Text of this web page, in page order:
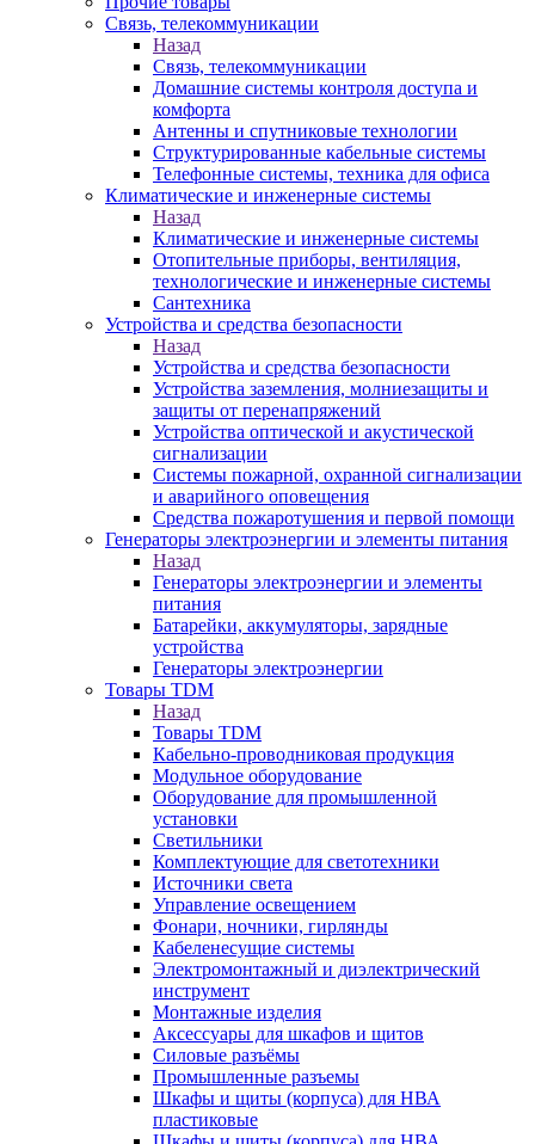
Связь, телекоммуникации
Назад
Связь, телекоммуникации
Домашние системы контроля доступа и
комфорта
Антенны и спутниковые технологии
Структурированные кабельные системы
Телефонные системы, техника для офиса
Климатические и инженерные системы
Назад
Климатические и инженерные системы
Отопительные приборы, вентиляция,
технологические и инженерные системы
Сантехника
Устройства и средства безопасности
Назад
Устройства и средства безопасности
Устройства заземления, молниезащиты и
защиты от перенапряжений
Устройства оптической и акустической
сигнализации
Системы пожарной, охранной сигнализации
и аварийного оповещения
Средства пожаротушения и первой помощи
Генераторы электроэнергии и элементы питания
Назад
Генераторы электроэнергии и элементы
питания
Батарейки, аккумуляторы, зарядные
устройства
Генераторы электроэнергии
Товары TDM
Назад
Товары TDM
Кабельно-проводниковая продукция
Модульное оборудование
Оборудование для промышленной
установки
Светильники
Комплектующие для светотехники
Источники света
Управление освещением
Фонари, ночники, гирлянды
Кабеленесущие системы
Электромонтажный и диэлектрический
инструмент
Монтажные изделия
Аксессуары для шкафов и щитов
Силовые разъёмы
Промышленные разъемы
Шкафы и щиты (корпуса) для НВА
пластиковые